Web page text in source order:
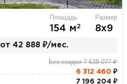
Площадь
154 м2
Размер
8х9
от 42 888 ₽/мес.
Без скидки 7 638 077 ₽
6 312 460 ₽
7 196 204 ₽